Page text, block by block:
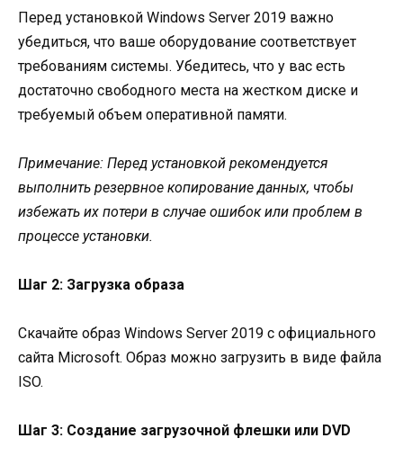
Перед установкой Windows Server 2019 важно
убедиться, что ваше оборудование соответствует
требованиям системы. Убедитесь, что у вас есть
достаточно свободного места на жестком диске и
требуемый объем оперативной памяти.
Примечание: Перед установкой рекомендуется
выполнить резервное копирование данных, чтобы
избежать их потери в случае ошибок или проблем в
процессе установки.
Шаг 2: Загрузка образа
Скачайте образ Windows Server 2019 с официального
сайта Microsoft. Образ можно загрузить в виде файла
ISO.
Шаг 3: Создание загрузочной флешки или DVD